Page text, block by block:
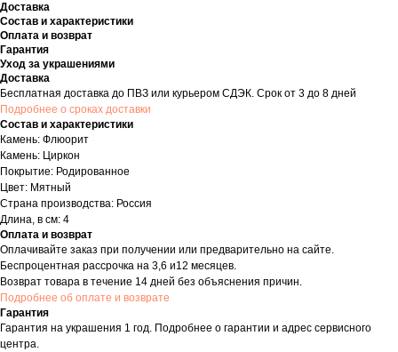
Доставка
Состав и характеристики
Оплата и возврат
Гарантия
Уход за украшениями
Доставка
Бесплатная доставка до ПВЗ или курьером СДЭК. Срок от 3 до 8 дней
Подробнее о сроках доставки
Состав и характеристики
Камень: Флюорит
Камень: Циркон
Покрытие: Родированное
Цвет: Мятный
Страна производства: Россия
Длина, в см: 4
Оплата и возврат
Оплачивайте заказ при получении или предварительно на сайте.
Беспроцентная рассрочка на 3,6 и12 месяцев.
Возврат товара в течение 14 дней без объяснения причин.
Подробнее об оплате и возврате
Гарантия
Гарантия на украшения 1 год. Подробнее о гарантии и адрес сервисного
центра.